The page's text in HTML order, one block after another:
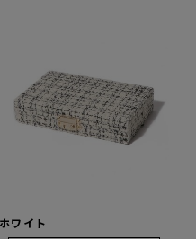
ホワイト